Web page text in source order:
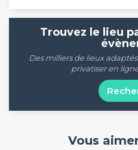
Trouvez le lieu
Des milliers de lieux
privatiser en
Vous